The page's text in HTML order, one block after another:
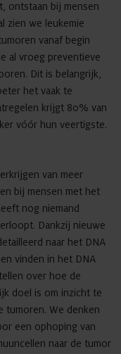
ontstaan bij mensen
zien we leukemie
vanaf begin
al vroeg preventieve
Dit is belangrijk,
het vaak te
krijgt 80% van
vóór hun ­veertigste.
van meer
bij mensen met het
nog niemand
Dankzij nieuwe
naar het DNA
vinden in het DNA
over hoe de
doel is om inzicht te
tumoren. We denken
een ophoping van
naar de tumor